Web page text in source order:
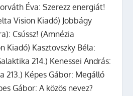
Éva: Szerezz energiát!
Vision Kiadó) Jobbágy
Csússz! (Amnézia
Kiadó) Kasztovszky Béla:
214.) Kenessei András:
213.) Képes Gábor: Megálló
Gábor: A közös nevez?